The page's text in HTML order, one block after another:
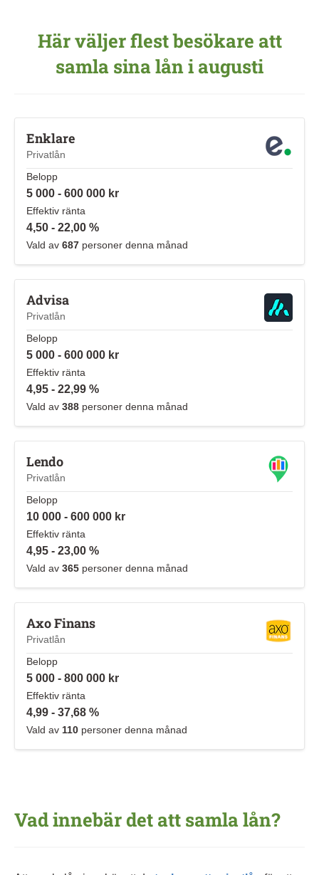
Här väljer flest besökare att
samla sina lån i augusti
Enklare
Privatlån
Belopp
5 000 - 600 000 kr
Effektiv ränta
4,50 - 22,00 %
Vald av 687 personer denna månad
Advisa
Privatlån
Belopp
5 000 - 600 000 kr
Effektiv ränta
4,95 - 22,99 %
Vald av 388 personer denna månad
Lendo
Privatlån
Belopp
10 000 - 600 000 kr
Effektiv ränta
4,95 - 23,00 %
Vald av 365 personer denna månad
Axo Finans
Privatlån
Belopp
5 000 - 800 000 kr
Effektiv ränta
4,99 - 37,68 %
Vald av 110 personer denna månad
Vad innebär det att samla lån?